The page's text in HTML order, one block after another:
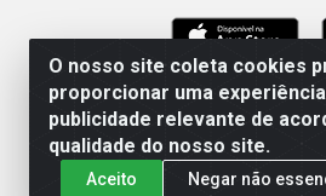
O nosso site coleta cookies
proporcionar uma
publicidade relevante de
qualidade do nosso site.
Aceito Negar não